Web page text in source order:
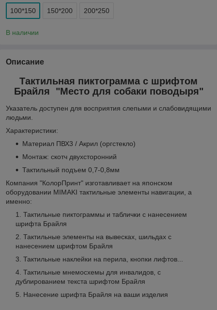
100*150 150*200 200*250
В наличии
Описание
Тактильная пиктограмма с шрифтом
Брайля "Место для собаки поводыря"
Указатель доступен для восприятия слепыми и слабовидящими
людьми.
Характеристики:
Материал ПВХ3 / Акрил (оргстекло)
Монтаж: скотч двухсторонний
Тактильный подъем 0,7-0,8мм
Компания "КолорПринт" изготавливает на японском
оборудовании MIMAKI тактильные элементы навигации, а
именно:
Тактильные пиктограммы и таблички с нанесением
шрифта Брайля
Тактильные элементы на вывесках, шильдах с
нанесением шрифтом Брайля
Тактильные наклейки на перила, кнопки лифтов...
Тактильные мнемосхемы для инвалидов, с
дублированием текста шрифтом Брайля
Нанесение шрифта Брайля на ваши изделия